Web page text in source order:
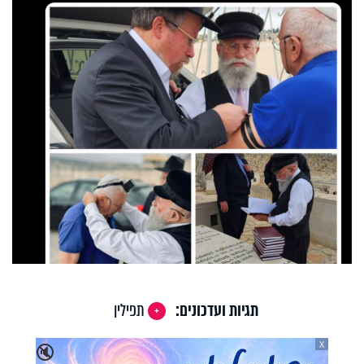
תגיות ועדכונים:
תפילין
🔇
X